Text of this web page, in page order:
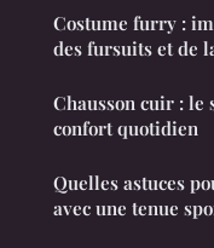
Costume furry :
des fursuits et de
Chausson cuir : le
confort quotidien
Quelles astuces
avec une tenue